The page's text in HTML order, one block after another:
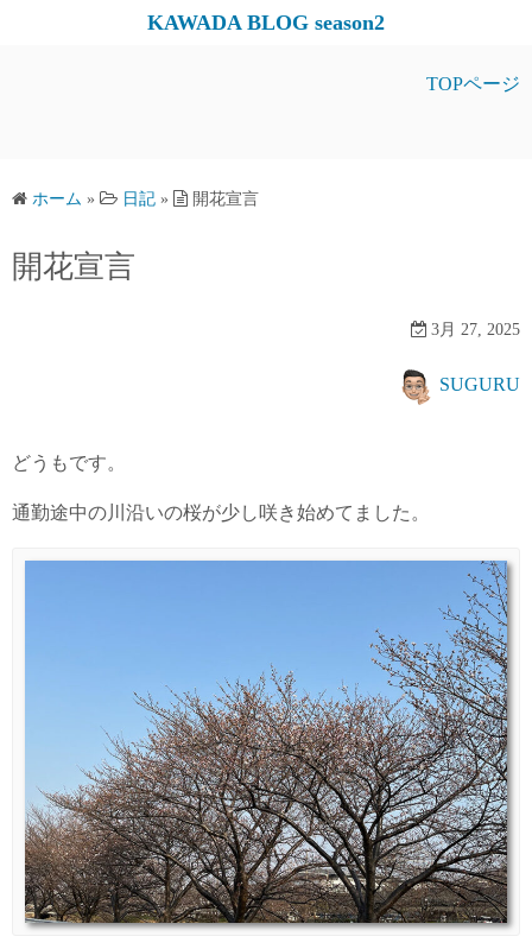
ス
ッ
KAWADA BLOG season2
TOPページ
ホーム » 日記 » 開花宣言
開花宣言
3月 27, 2025
SUGURU
どうもです。
通勤途中の川沿いの桜が少し咲き始めてました。